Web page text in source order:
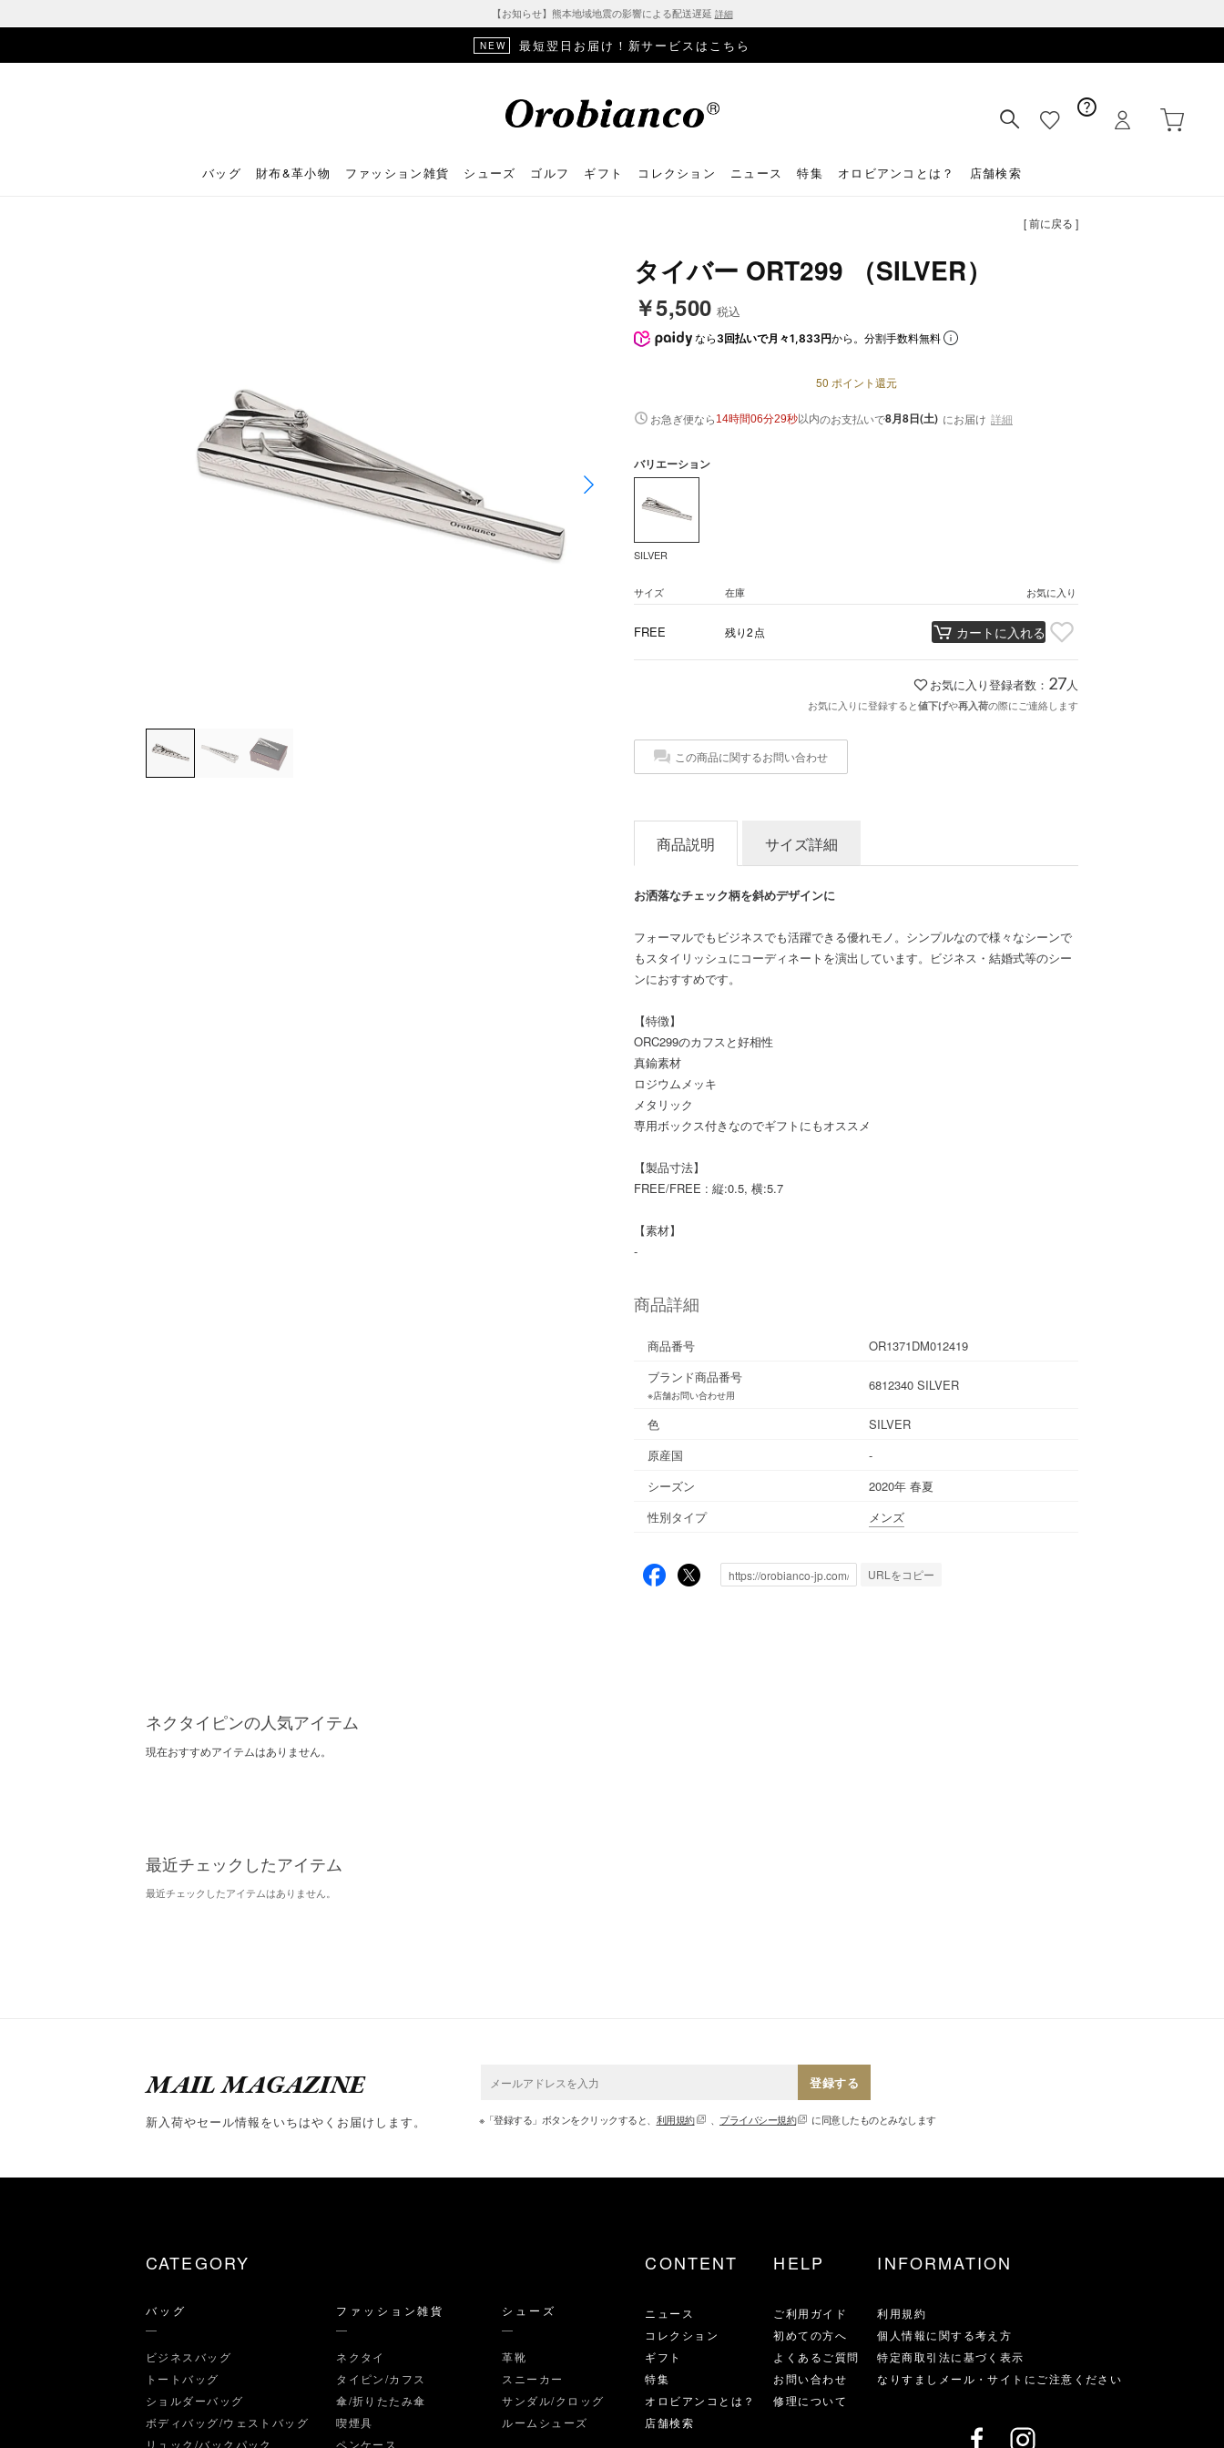
【お知らせ】熊本地域地震の影響による配送遅延 詳細
NEW 最短翌日お届け！新サービスはこちら
バッグ 財布&革小物 ファッション雑貨 シューズ ゴルフ ギフト コレクション ニュース 特集 オロビアンコとは？ 店舗検索
[ 前に戻る ]
タイバー ORT299 （SILVER）
￥5,500 税込
なら 3回払いで月々1,833円から。分割手数料無料
50 ポイント還元
お急ぎ便なら 14時間06分29秒以内のお支払いで8月8日(土) にお届け 詳細
バリエーション
SILVER
サイズ 在庫 お気に入り
FREE 残り2点 カートに入れる
お気に入り登録者数： 27 人
お気に入りに登録すると値下げや再入荷の際にご連絡します
この商品に関するお問い合わせ
商品説明 サイズ詳細
お洒落なチェック柄を斜めデザインに
フォーマルでもビジネスでも活躍できる優れモノ。シンプルなので様々なシーンで
もスタイリッシュにコーディネートを演出しています。ビジネス・結婚式等のシー
ンにおすすめです。
【特徴】
ORC299のカフスと好相性
真鍮素材
ロジウムメッキ
メタリック
専用ボックス付きなのでギフトにもオススメ
【製品寸法】
FREE/FREE : 縦:0.5, 横:5.7
【素材】
-
商品詳細
商品番号
OR1371DM012419
ブランド商品番号
※店舗お問い合わせ用
6812340 SILVER
色
SILVER
原産国
-
シーズン
2020年 春夏
性別タイプ
メンズ
URLをコピー
ネクタイピンの人気アイテム
現在おすすめアイテムはありません。
最近チェックしたアイテム
最近チェックしたアイテムはありません。
MAIL MAGAZINE
新入荷やセール情報をいちはやくお届けします。
登録する
※「登録する」ボタンをクリックすると、 利用規約 、 プライバシー規約 に同意したものとみなします
CATEGORY
バッグ
ビジネスバッグ
トートバッグ
ショルダーバッグ
ボディバッグ/ウェストバッグ
リュック/バックパック
ファッション雑貨
ネクタイ
タイピン/カフス
傘/折りたたみ傘
喫煙具
ペンケース
シューズ
革靴
スニーカー
サンダル/クロッグ
ルームシューズ
CONTENT
ニュース
コレクション
ギフト
特集
オロビアンコとは？
店舗検索
HELP
ご利用ガイド
初めての方へ
よくあるご質問
お問い合わせ
修理について
INFORMATION
利用規約
個人情報に関する考え方
特定商取引法に基づく表示
なりすましメール・サイトにご注意ください